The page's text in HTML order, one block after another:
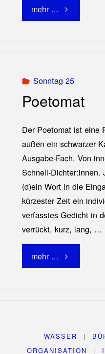
mehr ... "Cheer-
Turnerbund"
Sonntag 25
Poetomat
Der Poetomat ist eine
außen ein schwarzer
Ausgabe-Fach. Von
Schnell-Dichter:innen.
(d)ein Wort in die
kürzester Zeit ein
verfasstes Gedicht in
verrückt, kurz, lang, …
mehr ... "Poetomat"
WASSER |
ORGANISATION
|